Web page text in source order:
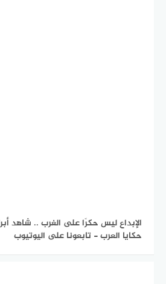
الإبداع ليس حكرًا على الغرب .. شاهد
حكايا العرب - تابعونا على اليوتيوب